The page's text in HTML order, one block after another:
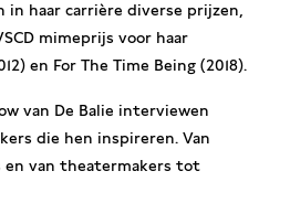
in haar carrière diverse prijzen,
mimeprijs voor haar
en For The Time Being (2018).
van De Balie interviewen
die hen inspireren. Van
van theatermakers tot